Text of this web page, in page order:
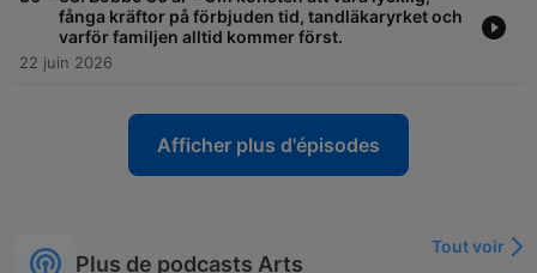
fånga kräftor på förbjuden tid, tandläkaryrket och
varför familjen alltid kommer först.
22 juin 2026
Afficher plus d'épisodes
Plus de podcasts Arts
Tout voir